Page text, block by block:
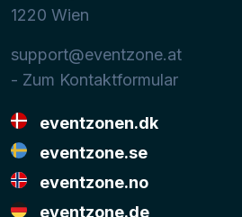
1220 Wien
support@eventzone.at
- Zum Kontaktformular
eventzonen.dk
eventzone.se
eventzone.no
eventzone.de